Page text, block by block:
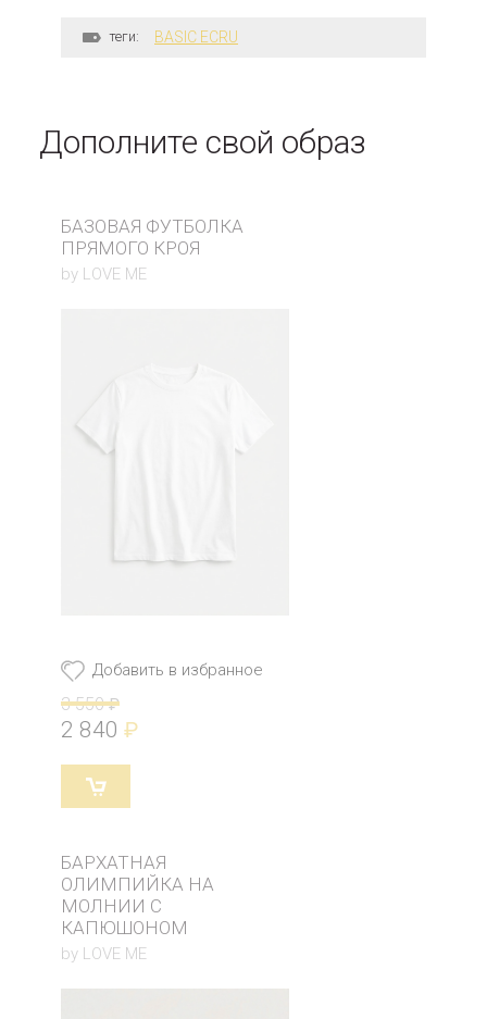
Параметры модели: 169/75/58/89 см
теги: BASIC ECRU
Дополните свой образ
БАЗОВАЯ ФУТБОЛКА
ПРЯМОГО КРОЯ
by LOVE ME
Добавить в избранное
3 550 ₽
2 840 ₽
БАРХАТНАЯ
ОЛИМПИЙКА НА
МОЛНИИ С
КАПЮШОНОМ
by LOVE ME